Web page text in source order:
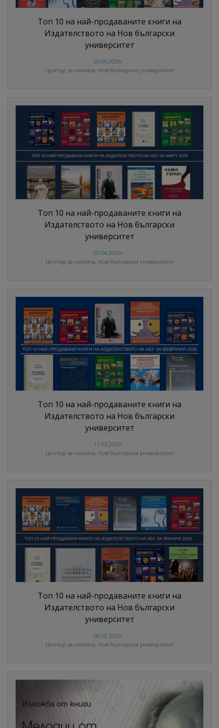
Топ 10 на най-продаваните книги на
Издателството на Нов български
университет
20.05.2026г.
Център за книгата, Нов български университет
Топ 10 на най-продаваните книги на
Издателството на Нов български
университет
07.04.2026г.
Център за книгата, Нов български университет
Топ 10 на най-продаваните книги на
Издателството на Нов български
университет
11.03.2026г.
Център за книгата, Нов български университет
Топ 10 на най-продаваните книги на
Издателството на Нов български
университет
06.02.2026г.
Център за книгата, Нов български университет